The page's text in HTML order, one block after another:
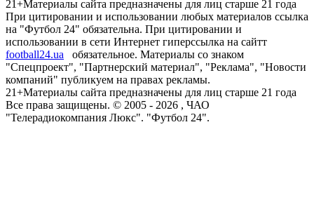
21+Материалы сайта предназначены для лиц старше 21 года
При цитировании и использовании любых материалов ссылка
на "Футбол 24" обязательна. При цитировании и
использовании в сети Интернет гиперссылка на сайтт
football24.ua
обязательное. Материалы со знаком
"Спецпроект", "Партнерский материал", "Реклама", "Новости
компаний" публикуем на правах рекламы.
21+Материалы сайта предназначены для лиц старше 21 года
Все права защищены. © 2005 - 2026 , ЧАО
"Телерадиокомпания Люкс". "Футбол 24".